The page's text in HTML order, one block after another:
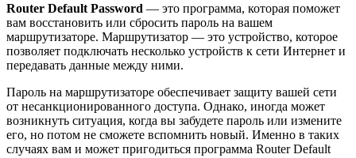
Router Default Password — это программа, которая поможет
вам восстановить или сбросить пароль на вашем
маршрутизаторе. Маршрутизатор — это устройство, которое
позволяет подключать несколько устройств к сети Интернет и
передавать данные между ними.
Пароль на маршрутизаторе обеспечивает защиту вашей сети
от несанкционированного доступа. Однако, иногда может
возникнуть ситуация, когда вы забудете пароль или измените
его, но потом не сможете вспомнить новый. Именно в таких
случаях вам и может пригодиться программа Router Default